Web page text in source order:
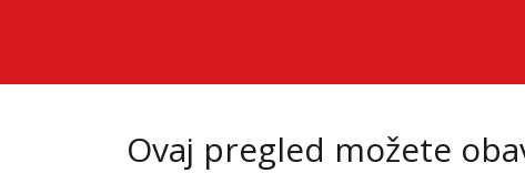
Ovaj pregled možete